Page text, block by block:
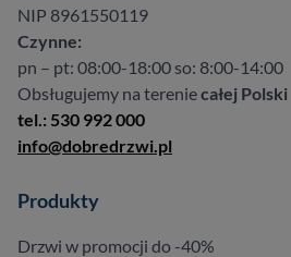
NIP 8961550119
Czynne:
pn – pt: 08:00-18:00 so: 8:00-14:00
Obsługujemy na tereniecałej Polski
tel.: 530 992 000
info@dobredrzwi.pl
Produkty
Drzwi w promocji do -40%